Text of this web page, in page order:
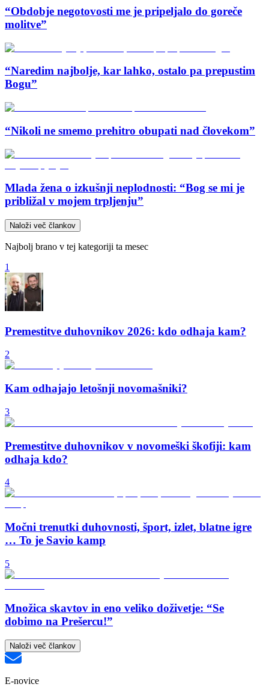
“Obdobje negotovosti me je pripeljalo do goreče
molitve”
“Naredim najbolje, kar lahko, ostalo pa prepustim
Bogu”
“Nikoli ne smemo prehitro obupati nad človekom”
Mlada žena o izkušnji neplodnosti: “Bog se mi je
približal v mojem trpljenju”
Naloži več člankov
Najbolj brano v tej kategoriji ta mesec
1
Premestitve duhovnikov 2026: kdo odhaja kam?
2
Kam odhajajo letošnji novomašniki?
3
Premestitve duhovnikov v novomeški škofiji: kam
odhaja kdo?
4
Močni trenutki duhovnosti, šport, izlet, blatne igre
… To je Savio kamp
5
Množica skavtov in eno veliko doživetje: “Se
dobimo na Prešercu!”
Naloži več člankov
E-novice